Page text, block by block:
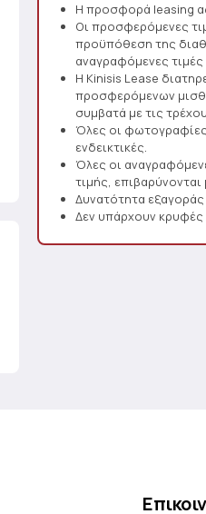
Η προσφορά leasing
Οι προσφερόμενες
προϋπόθεση της
αναγραφόμενες τιμές
Η Kinisis Lease
προσφερόμενων
συμβατά με τις
Όλες οι φωτογραφίες
ενδεικτικές.
Όλες οι
τιμής,
Δυνατότητα
Δεν υπάρχουν κρυφές